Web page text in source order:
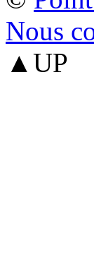
Nous
▲UP